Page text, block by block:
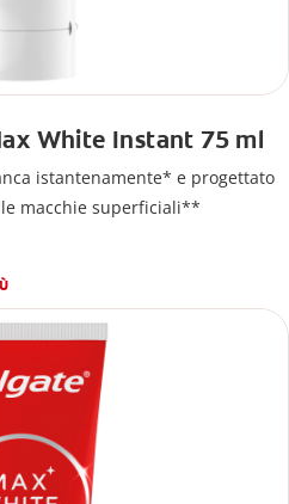
White Instant 75 ml
istantenamente* e progettato
macchie superficiali**